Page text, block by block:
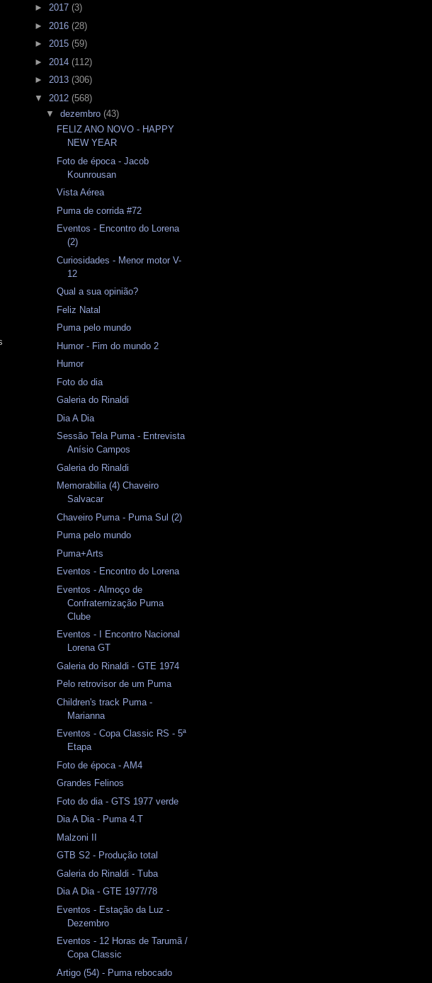
► 2017 (3)
► 2016 (28)
► 2015 (59)
► 2014 (112)
► 2013 (306)
▼ 2012 (568)
▼ dezembro (43)
FELIZ ANO NOVO - HAPPY
NEW YEAR
Foto de época - Jacob
Kounrousan
Vista Aérea
Puma de corrida #72
Eventos - Encontro do Lorena
(2)
Curiosidades - Menor motor V-
12
Qual a sua opinião?
Feliz Natal
Puma pelo mundo
Humor - Fim do mundo 2
Humor
Foto do dia
Galeria do Rinaldi
Dia A Dia
Sessão Tela Puma - Entrevista
Anísio Campos
Galeria do Rinaldi
Memorabilia (4) Chaveiro
Salvacar
Chaveiro Puma - Puma Sul (2)
Puma pelo mundo
Puma+Arts
Eventos - Encontro do Lorena
Eventos - Almoço de
Confraternização Puma
Clube
Eventos - I Encontro Nacional
Lorena GT
Galeria do Rinaldi - GTE 1974
Pelo retrovisor de um Puma
Children's track Puma -
Marianna
Eventos - Copa Classic RS - 5ª
Etapa
Foto de época - AM4
Grandes Felinos
Foto do dia - GTS 1977 verde
Dia A Dia - Puma 4.T
Malzoni II
GTB S2 - Produção total
Galeria do Rinaldi - Tuba
Dia A Dia - GTE 1977/78
Eventos - Estação da Luz -
Dezembro
Eventos - 12 Horas de Tarumã /
Copa Classic
Artigo (54) - Puma rebocado